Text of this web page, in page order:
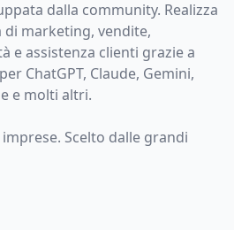
dalla community. Realizza
marketing, vendite,
e assistenza clienti grazie a
ChatGPT, Claude, Gemini,
e molti altri.
Scelto dalle grandi